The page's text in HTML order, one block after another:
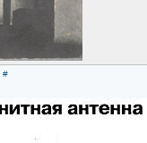
#